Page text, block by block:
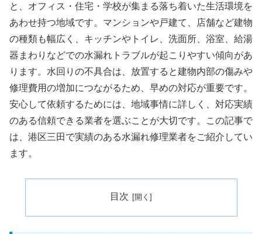
と、オフィス・住宅・学校が集まる落ち着いた生活環境を
あわせ持つ地域です。マンションや戸建て、店舗など建物
の種類も幅広く、キッチンやトイレ、洗面所、浴室、給湯
器まわりなどでの水漏れトラブルが起こりやすい傾向があ
ります。水回りの不具合は、放置すると建物内部の傷みや
修理費用の増加につながるため、早めの対応が重要です。
安心して依頼するためには、地域事情に詳しく、対応実績
のある信頼できる業者を選ぶことが大切です。この記事で
は、港区三田で実績のある水漏れ修理業者をご紹介してい
ます。
目次